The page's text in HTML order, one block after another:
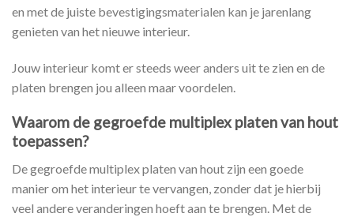
en met de juiste bevestigingsmaterialen kan je jarenlang
genieten van het nieuwe interieur.
Jouw interieur komt er steeds weer anders uit te zien en de
platen brengen jou alleen maar voordelen.
Waarom de gegroefde multiplex platen van hout
toepassen?
De gegroefde multiplex platen van hout zijn een goede
manier om het interieur te vervangen, zonder dat je hierbij
veel andere veranderingen hoeft aan te brengen. Met de